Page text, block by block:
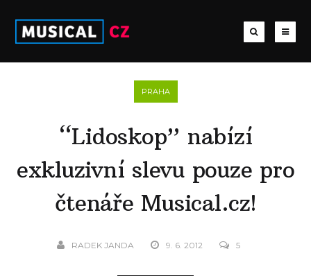
PRAHA
“Lidoskop” nabízí
exkluzivní slevu pouze pro
čtenáře Musical.cz!
RADEK JANDA 9. 6. 2012 5